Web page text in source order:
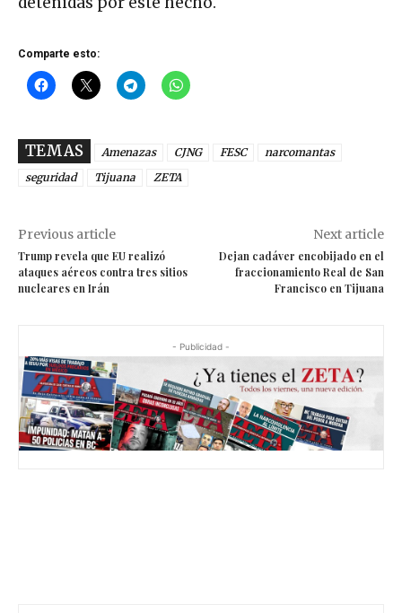
Comparte esto:
TEMAS Amenazas CJNG FESC
narcomantas
seguridad
Tijuana ZETA
Previous article
Trump revela que EU realizó
ataques aéreos contra tres sitios
nucleares en Irán
Next article
Dejan cadáver encobijado en el
fraccionamiento Real de San
Francisco en Tijuana
- Publicidad -